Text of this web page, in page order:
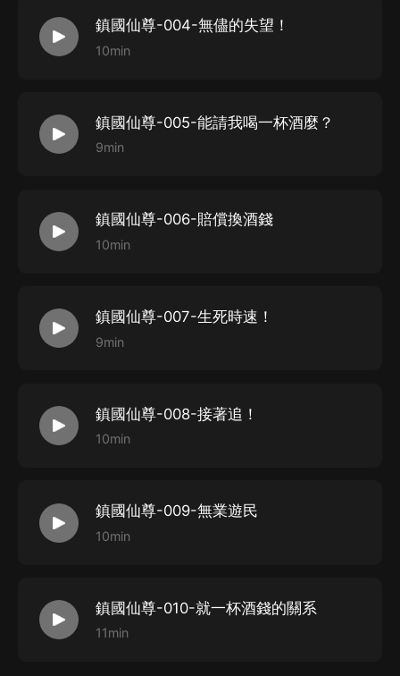
鎮國仙尊-004-無儘的失望！
10min
鎮國仙尊-005-能請我喝一杯酒麼？
9min
鎮國仙尊-006-賠償換酒錢
10min
鎮國仙尊-007-生死時速！
9min
鎮國仙尊-008-接著追！
10min
鎮國仙尊-009-無業遊民
10min
鎮國仙尊-010-就一杯酒錢的關系
11min